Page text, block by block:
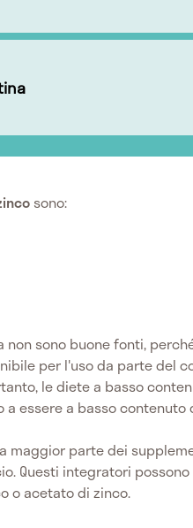
sono:
non sono buone fonti,
per l'uso da parte del
le diete a basso
essere a basso contenuto
maggior parte dei
Questi integratori
o acetato di zinco.